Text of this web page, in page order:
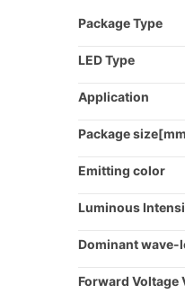
Package Type
LED Type
Application
Package
Emitting color
Luminous
Dominant
Forward Voltage